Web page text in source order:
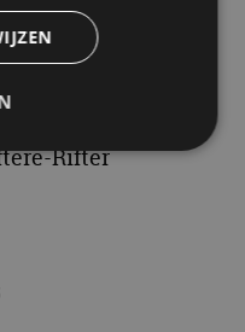
BlueHDi 100
Rifter
de
mogelijk, zoals